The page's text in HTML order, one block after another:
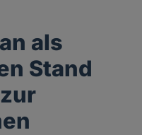
als
Stand